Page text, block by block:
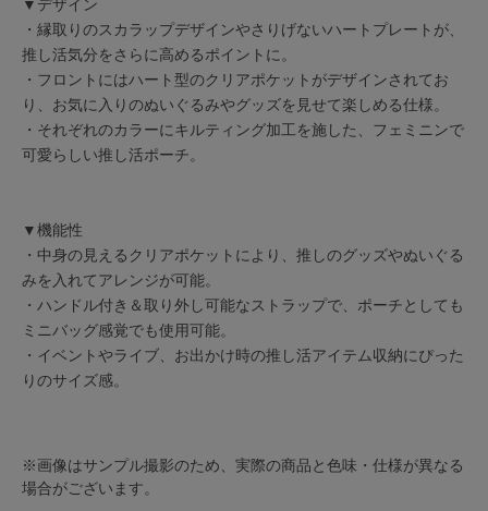
▼デザイン
・縁取りのスカラップデザインやさりげないハートプレートが、
推し活気分をさらに高めるポイントに。
・フロントにはハート型のクリアポケットがデザインされてお
り、お気に入りのぬいぐるみやグッズを見せて楽しめる仕様。
・それぞれのカラーにキルティング加工を施した、フェミニンで
可愛らしい推し活ポーチ。
▼機能性
・中身の見えるクリアポケットにより、推しのグッズやぬいぐる
みを入れてアレンジが可能。
・ハンドル付き＆取り外し可能なストラップで、ポーチとしても
ミニバッグ感覚でも使用可能。
・イベントやライブ、お出かけ時の推し活アイテム収納にぴった
りのサイズ感。
※画像はサンプル撮影のため、実際の商品と色味・仕様が異なる
場合がございます。